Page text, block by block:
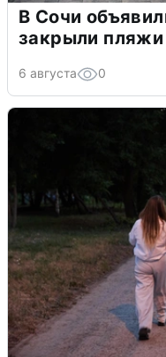
В Сочи
закрыли пляжи
6 августа 0